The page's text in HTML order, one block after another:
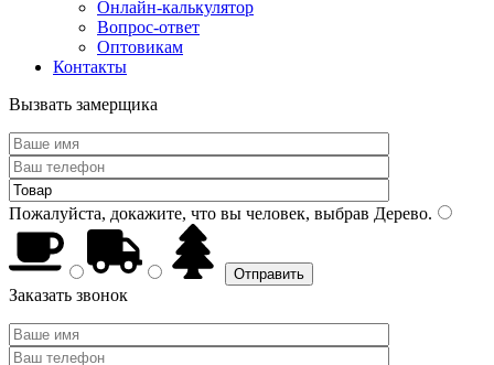
Онлайн-калькулятор
Вопрос-ответ
Оптовикам
Контакты
Вызвать замерщика
Пожалуйста, докажите, что вы человек, выбрав Дерево.
Заказать звонок